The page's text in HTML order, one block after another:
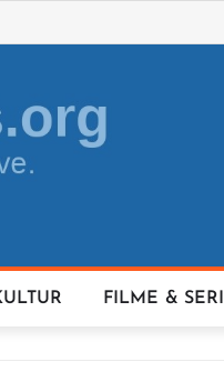
FILME &